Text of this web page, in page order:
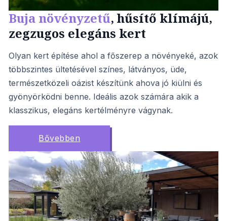
Buja növényzetű, hűsítő klímájú,
zegzugos elegáns kert
Olyan kert építése ahol a főszerep a növényeké, azok
többszintes ültetésével színes, látványos, üde,
természetközeli oázist készítünk ahova jó kiülni és
gyönyörködni benne. Ideális azok számára akik a
klasszikus, elegáns kertélményre vágynak.
Bővebben